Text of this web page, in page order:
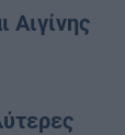
Αιγίνης